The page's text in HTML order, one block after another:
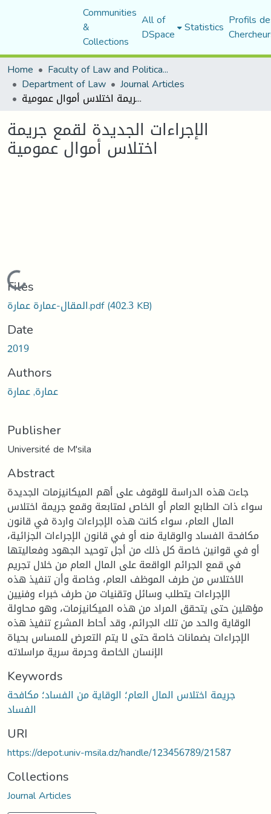
Communities
&
Collections
All of
DSpace Statistics Profils
Home
Faculty of Law and Political Science
Department of Law Journal Articles
الإجراءات الجديدة لقمع جريمة اختلاس أموال عمومية
الإجراءات الجديدة لقمع جريمة
اختلاس أموال عمومية
Loading...
Files
المقال-عمارة عمارة.pdf(402.3 KB)
Date
2019
Authors
عمارة, عمارة
Publisher
Université de M'sila
Abstract
جاءت هذه الدراسة للوقوف على أهم الميكانيزمات الجديدة
سواء ذات الطابع العام أو الخاص لمتابعة وقمع جريمة اختلاس
المال العام، سواء كانت هذه الإجراءات واردة في قانون
مكافحة الفساد والوقاية منه أو في قانون الإجراءات الجزائية،
أو في قوانين خاصة كل ذلك من أجل توحيد الجهود وفعاليتها
في قمع الجرائم الواقعة على المال العام من خلال تجريم
الاختلاس من طرف الموظف العام، وخاصة وأن تنفيذ هذه
الإجراءات يتطلب وسائل وتقنيات من طرف خبراء وفنيين
مؤهلين حتى يتحقق المراد من هذه الميكانيزمات، وهو محاولة
الوقاية والحد من تلك الجرائم، وقد أحاط المشرع تنفيذ هذه
الإجراءات بضمانات خاصة حتى لا يتم التعرض للمساس بحياة
الإنسان الخاصة وحرمة سرية مراسلاته
Keywords
جريمة اختلاس المال العام؛ الوقاية من الفساد؛ مكافحة
الفساد
URI
https://depot.univ-msila.dz/handle/123456789/21587
Collections
Journal Articles